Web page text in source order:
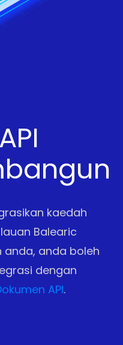
kaedah
Balearic
anda, anda boleh
dengan
API.